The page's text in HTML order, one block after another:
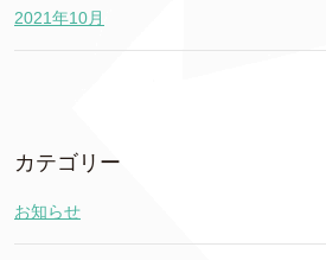
2021年10月
カテゴリー
お知らせ